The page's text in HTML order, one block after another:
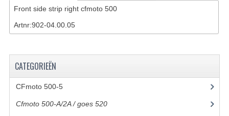
SCHOKBREKERS
Front side strip right cfmoto 500
Artnr:902-04.00.05
CATEGORIEËN
CFmoto 500-5(5)
Cfmoto 500-A/2A / goes 520(347)